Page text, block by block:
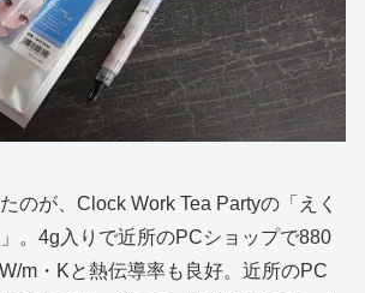
のが、Clock Work Tea Partyの「えく
。4g入りで近所のPCショップで880
m・Kと熱伝導率も良好。近所のPC